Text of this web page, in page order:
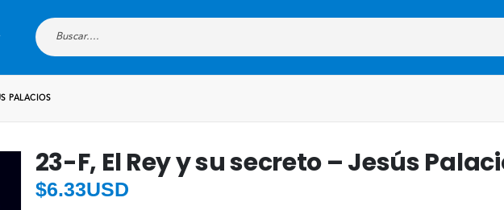
PALACIOS
23-F, El Rey y su secreto – Jesús
$6.33USD